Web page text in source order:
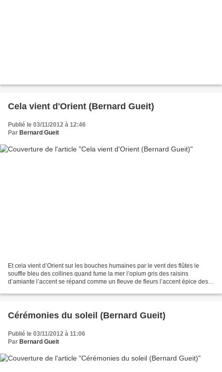
Cela vient d'Orient (Bernard Gueit)
Publié le 03/11/2012 à 12:46
Par Bernard Gueit
Et cela vient d’Orient sur les bouches humaines par le vent des flûtes le
souffle bleu des collines quand fume la mer l’opium gris des raisins
d’amiante l’accent se répand comme un fleuve de fleurs l’accent épice des
Cérémonies du soleil (Bernard Gueit)
Publié le 03/11/2012 à 11:06
Par Bernard Gueit